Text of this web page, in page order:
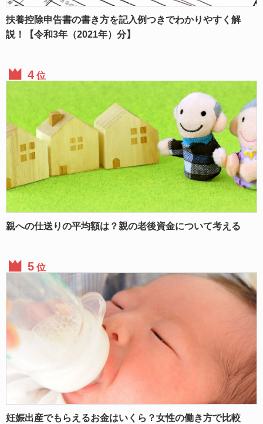
扶養控除申告書の書き方を記入例つきでわかりやすく解
説！【令和3年（2021年）分】
位
親への仕送りの平均額は？親の老後資金について考える
位
妊娠出産でもらえるお金はいくら？女性の働き方で比較